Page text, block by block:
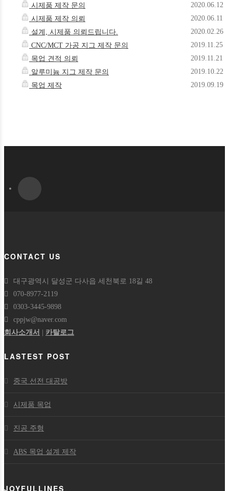
시제품 제작 문의
2020.06.12
시제품 제작 의뢰
2020.06.11
설계, 시제품 의뢰드립니다.
2020.02.26
CNC/MCT 가공 지그 제작 문의
2019.11.25
목업 견적 의뢰
2019.11.21
알루미늄 지그 제작 문의
2019.10.22
목업 제작
2019.09.19
CONTACT US
대구광역시 달성군 다사읍 세천북로 18길 48
070-8977-2119
0303-3445-9898
cppjw@naver.com
회사소개서
카탈로그
LASTEST POST
중국 선전 대공방
시제품 목업
진공 주형
ABS 목업 설계 제작
JOYFULLINES